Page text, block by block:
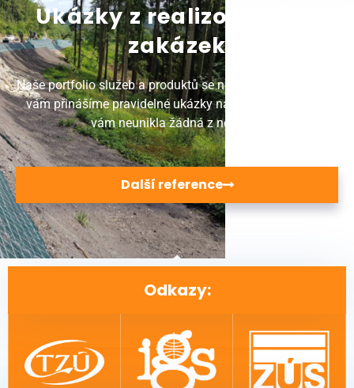
Ukázky z realizovaných
zakázek
Naše portfolio služeb a produktů se neustále rozvíjí. Proto
vám přinášíme pravidelné ukázky našich realizací, aby
vám neunikla žádná z novinek.
Další reference
Odkazy: